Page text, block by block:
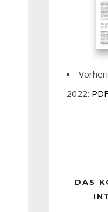
2022:
DAS